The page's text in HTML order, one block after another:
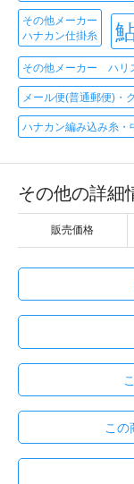
その他メーカー
ハナカン仕掛糸
その他メーカー ハリ
メール便(普通郵便)・
ハナカン編み込み糸・
その他の詳細
販売価格
この